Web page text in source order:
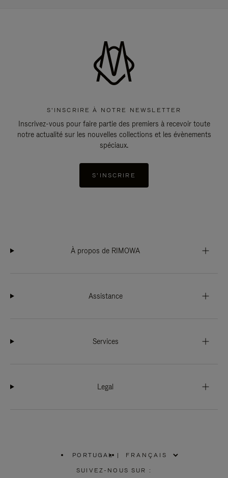
S'INSCRIRE À NOTRE NEWSLETTER
Inscrivez-vous pour faire partie des premiers à recevoir toute
notre actualité sur les nouvelles collections et les évènements
spéciaux.
S'INSCRIRE
À propos de RIMOWA
Assistance
Services
Legal
PORTUGAL
SÉLECTIONNEZ
VOTRE
|
SUIVEZ-NOUS SUR :